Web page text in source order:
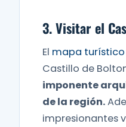
3. Visitar el
El mapa turístico
Castillo de
imponente
de la región.
impresionantes